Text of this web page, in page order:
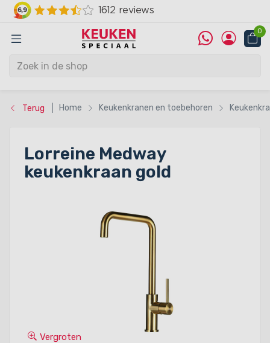
0
Terug Home Keukenkranen en toebehoren
Lorreine Medway
keukenkraan gold
Vergroten